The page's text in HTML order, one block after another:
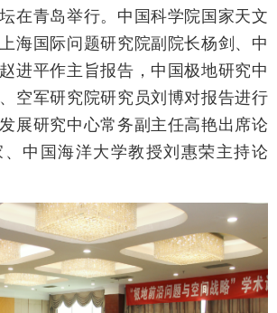
在青岛举行。中国科学院国家天文
海国际问题研究院副院长杨剑、中
进平作主旨报告，中国极地研究中
空军研究院研究员刘博对报告进行
展研究中心常务副主任高艳出席论
中国海洋大学教授刘惠荣主持论